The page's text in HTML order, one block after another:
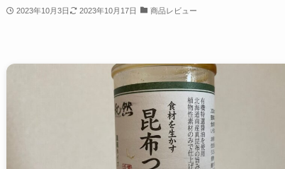
2023年10月3日 2023年10月17日 商品レビュー